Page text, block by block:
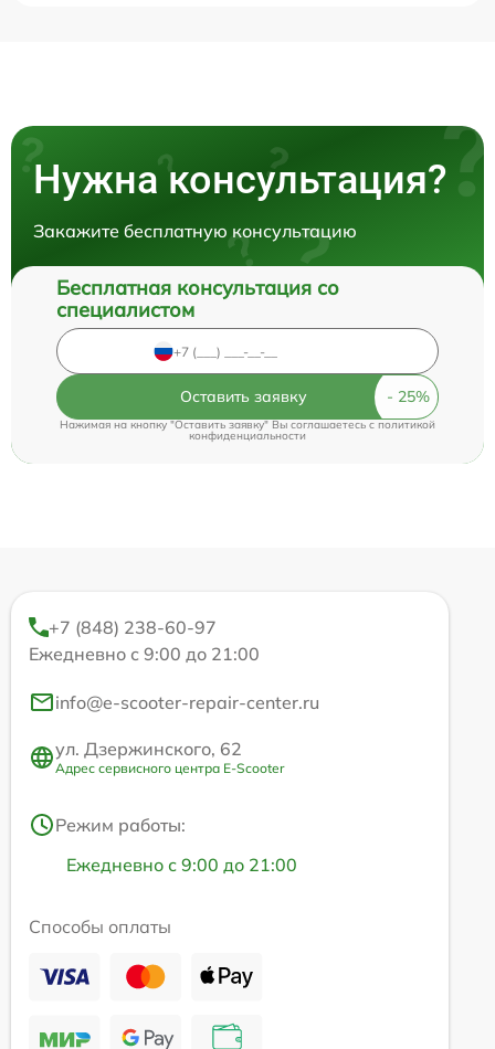
Нужна консультация?
Закажите бесплатную консультацию
Бесплатная консультация со
специалистом
Оставить заявку
Нажимая на кнопку "Оставить заявку" Вы соглашаетесь cполитикой
конфиденциальности
+7 (848) 238-60-97
Ежедневно с 9:00 до 21:00
info@e-scooter-repair-center.ru
ул. Дзержинского, 62
Адрес сервисного центра E-Scooter
Режим работы:
Ежедневно с 9:00 до 21:00
Способы оплаты